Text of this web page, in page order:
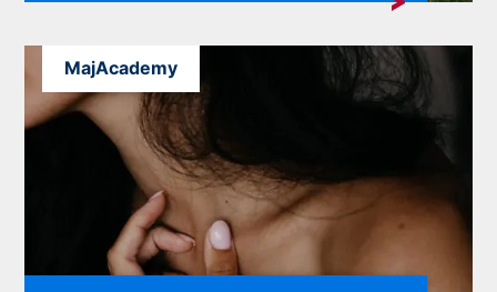
MajAcademy